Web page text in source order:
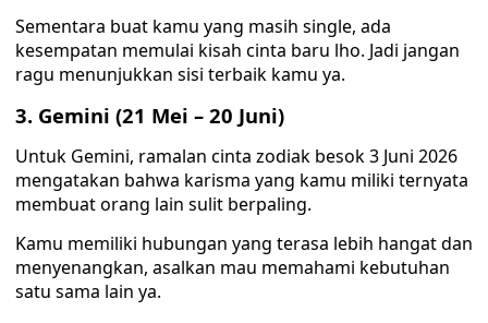
Sementara buat kamu yang masih single, ada
kesempatan memulai kisah cinta baru lho. Jadi jangan
ragu menunjukkan sisi terbaik kamu ya.
3. Gemini (21 Mei – 20 Juni)
Untuk Gemini, ramalan cinta zodiak besok 3 Juni 2026
mengatakan bahwa karisma yang kamu miliki ternyata
membuat orang lain sulit berpaling.
Kamu memiliki hubungan yang terasa lebih hangat dan
menyenangkan, asalkan mau memahami kebutuhan
satu sama lain ya.